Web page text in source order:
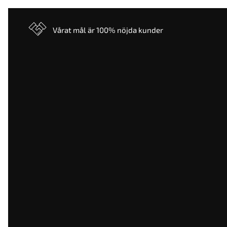
Vårat mål är 100% nöjda kunder